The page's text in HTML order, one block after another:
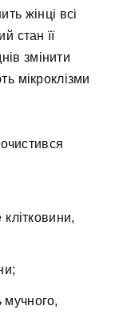
жінці всі
стан її
змінити
мікроклізми
мучного,